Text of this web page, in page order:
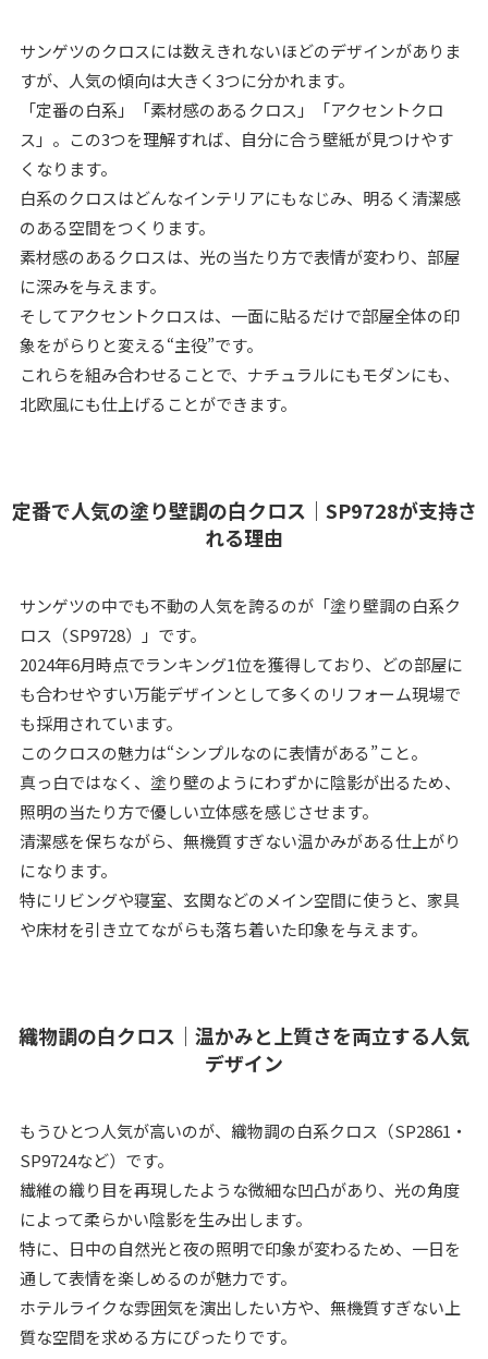
サンゲツのクロスには数えきれないほどのデザインがありま
すが、人気の傾向は大きく3つに分かれます。
「定番の白系」「素材感のあるクロス」「アクセントクロ
ス」。この3つを理解すれば、自分に合う壁紙が見つけやす
くなります。
白系のクロスはどんなインテリアにもなじみ、明るく清潔感
のある空間をつくります。
素材感のあるクロスは、光の当たり方で表情が変わり、部屋
に深みを与えます。
そしてアクセントクロスは、一面に貼るだけで部屋全体の印
象をがらりと変える“主役”です。
これらを組み合わせることで、ナチュラルにもモダンにも、
北欧風にも仕上げることができます。
定番で人気の塗り壁調の白クロス｜SP9728が支持さ
れる理由
サンゲツの中でも不動の人気を誇るのが「塗り壁調の白系ク
ロス（SP9728）」です。
2024年6月時点でランキング1位を獲得しており、どの部屋に
も合わせやすい万能デザインとして多くのリフォーム現場で
も採用されています。
このクロスの魅力は“シンプルなのに表情がある”こと。
真っ白ではなく、塗り壁のようにわずかに陰影が出るため、
照明の当たり方で優しい立体感を感じさせます。
清潔感を保ちながら、無機質すぎない温かみがある仕上がり
になります。
特にリビングや寝室、玄関などのメイン空間に使うと、家具
や床材を引き立てながらも落ち着いた印象を与えます。
織物調の白クロス｜温かみと上質さを両立する人気
デザイン
もうひとつ人気が高いのが、織物調の白系クロス（SP2861・
SP9724など）です。
繊維の織り目を再現したような微細な凹凸があり、光の角度
によって柔らかい陰影を生み出します。
特に、日中の自然光と夜の照明で印象が変わるため、一日を
通して表情を楽しめるのが魅力です。
ホテルライクな雰囲気を演出したい方や、無機質すぎない上
質な空間を求める方にぴったりです。